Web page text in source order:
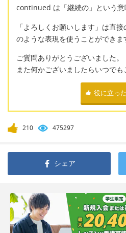
continued は「継続の」という意
「よろしくお願いします」は直
のような表現を使うことができま
ご質問ありがとうございました。
また何かございましたらいつでも
役に立った
210 475297
シェア